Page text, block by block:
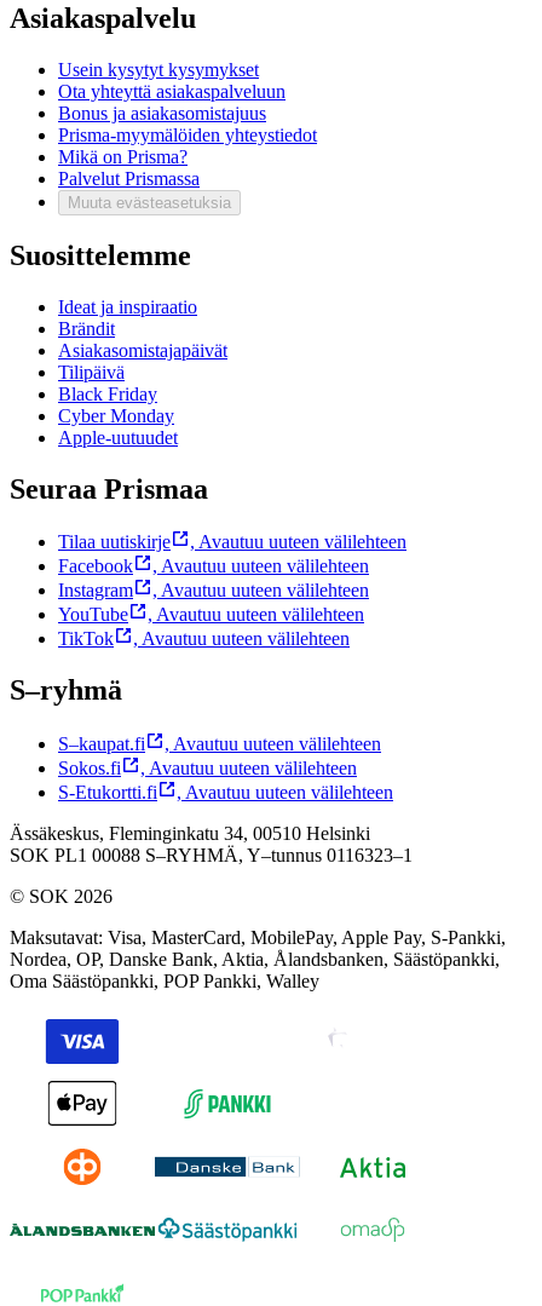
Asiakaspalvelu
Usein kysytyt kysymykset
Ota yhteyttä asiakaspalveluun
Bonus ja asiakasomistajuus
Prisma-myymälöiden yhteystiedot
Mikä on Prisma?
Palvelut Prismassa
Muuta evästeasetuksia
Suosittelemme
Ideat ja inspiraatio
Brändit
Asiakasomistajapäivät
Tilipäivä
Black Friday
Cyber Monday
Apple-uutuudet
Seuraa Prismaa
Tilaa uutiskirje , Avautuu uuteen välilehteen
Facebook
, Avautuu uuteen välilehteen
Instagram
, Avautuu uuteen välilehteen
YouTube
, Avautuu uuteen välilehteen
TikTok
, Avautuu uuteen välilehteen
S–ryhmä
S–kaupat.fi , Avautuu uuteen välilehteen
Sokos.fi
, Avautuu uuteen välilehteen
S-Etukortti.fi
, Avautuu uuteen välilehteen
Ässäkeskus, Fleminginkatu 34, 00510 Helsinki
SOK PL1 00088 S–RYHMÄ, Y–tunnus 0116323–1
© SOK 2026
Maksutavat: Visa, MasterCard, MobilePay, Apple Pay, S-Pankki,
Nordea, OP, Danske Bank, Aktia, Ålandsbanken, Säästöpankki,
Oma Säästöpankki, POP Pankki, Walley